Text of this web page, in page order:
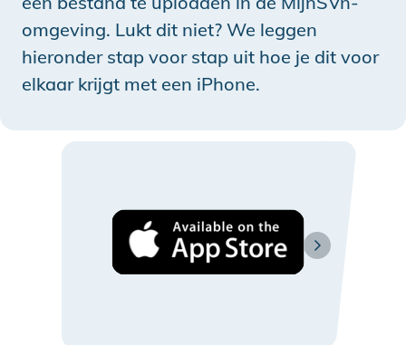
omgeving. Lukt dit niet? We leggen
hieronder stap voor stap uit hoe je dit voor
elkaar krijgt met een iPhone.